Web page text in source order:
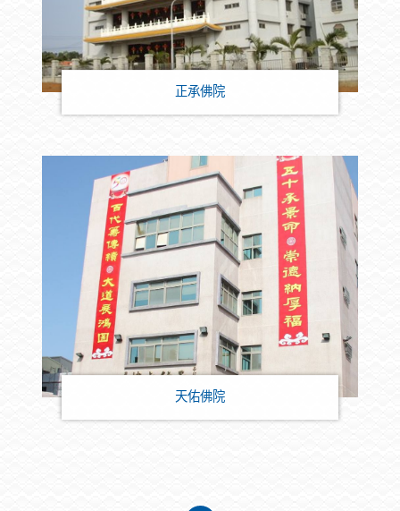
正承佛院
天佑佛院